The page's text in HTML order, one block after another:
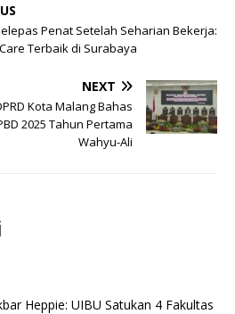
Penat Setelah Seharian Bekerja:
Terbaik di Surabaya
NEXT
Kota Malang Bahas
2025 Tahun Pertama
Wahyu-Ali
Heppie: UIBU Satukan 4 Fakultas